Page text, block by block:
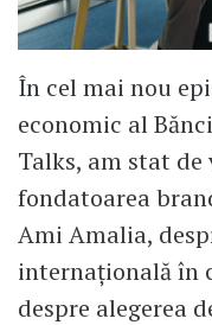
În cel mai nou
economic al
Talks, am stat
fondatoarea
Ami Amalia,
internațională în
despre alegerea